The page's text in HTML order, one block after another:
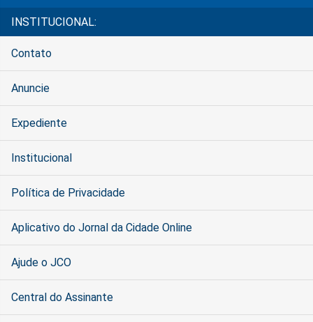
INSTITUCIONAL:
Contato
Anuncie
Expediente
Institucional
Política de Privacidade
Aplicativo do Jornal da Cidade Online
Ajude o JCO
Central do Assinante